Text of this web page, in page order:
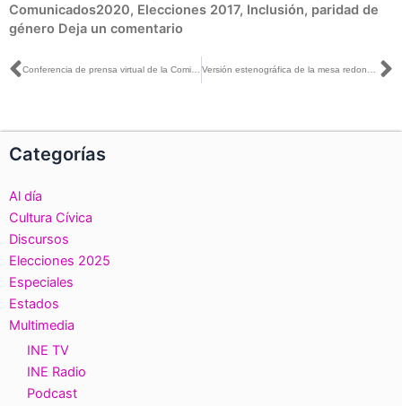
Comunicados2020, Elecciones 2017, Inclusión, paridad de
género Deja un comentario
Ant
Categorías
Al día
Cultura Cívica
Discursos
Elecciones 2025
Especiales
Estados
Multimedia
INE TV
INE Radio
Podcast